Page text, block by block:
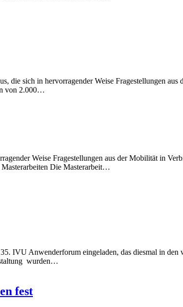
die sich in hervorragender Weise Fragestellungen
von 2.000…
Weise Fragestellungen aus der Mobilität in
Die Masterarbeit…
IVU Anwenderforum eingeladen, das diesmal in den
wurden…
fest